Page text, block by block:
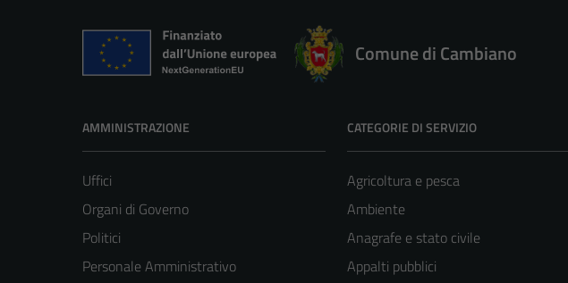
Comune di Cambiano
AMMINISTRAZIONE
Uffici
Organi di Governo
Politici
Personale Amministrativo
CATEGORIE DI SERVIZIO
Agricoltura e pesca
Ambiente
Anagrafe e stato civile
Appalti pubblici